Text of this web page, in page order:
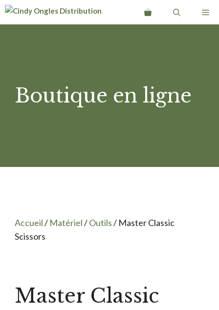
Aller
Boutique en ligne
Accueil/ Matériel/Outils/ Master Classic
Scissors
Master Classic